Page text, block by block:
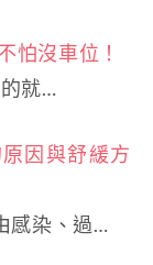
怕沒車位！
就…
因與舒緩方
感染、過…